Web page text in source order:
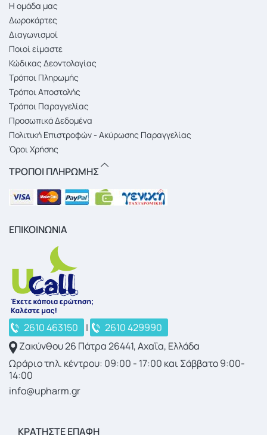
Η ομάδα μας
Δωροκάρτες
Διαγωνισμοί
Ποιοί είμαστε
Κώδικας Δεοντολογίας
Τρόποι Πληρωμής
Τρόποι Αποστολής
Τρόποι Παραγγελίας
Προσωπικά Δεδομένα
Πολιτική Επιστροφών - Ακύρωσης Παραγγελίας
Όροι Χρήσης
ΤΡΟΠΟΙ ΠΛΗΡΩΜΗΣ
ΕΠΙΚΟΙΝΩΝΙΑ
2610 463150 |
2610 429990
Ζακύνθου 26 Πάτρα 26441, Αχαΐα, Ελλάδα
Ωράριο τηλ. κέντρου: 09:00 - 17:00 και Σάββατο 9:00-
14:00
info@upharm.gr
ΚΡΑΤΉΣΤΕ ΕΠΑΦΉ